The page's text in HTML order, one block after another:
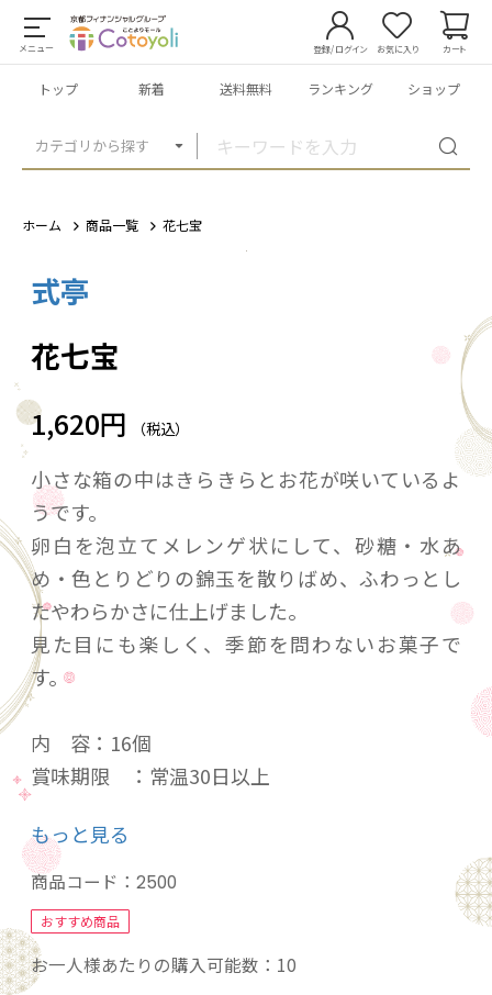
メニュー
カテゴリから探す
登録/ログイン お気に入り カート
トップ 新着 送料無料 ランキング ショップ
ホーム 商品一覧 花七宝
式亭
花七宝
1,620円 （税込）
小さな箱の中はきらきらとお花が咲いているよ
うです。
卵白を泡立てメレンゲ状にして、砂糖・水あ
め・色とりどりの錦玉を散りばめ、ふわっとし
たやわらかさに仕上げました。
見た目にも楽しく、季節を問わないお菓子で
す。
内 容：16個
賞味期限 ：常温30日以上
箱サイズ：130×95×25ｍｍ
もっと見る
商品コード： 2500
おすすめ商品
お一人様あたりの購入可能数：10